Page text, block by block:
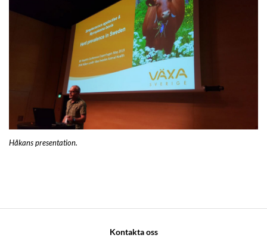
Håkans presentation.
Kontakta oss